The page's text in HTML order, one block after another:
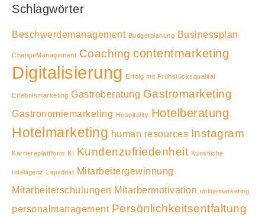
Schlagwörter
Beschwerdemanagement Budgetplanung Businessplan
ChangeManagement Coaching contentmarketing
Digitalisierung Erfolg mit Frühstücksqualität
Erlebnismarketing Gastroberatung Gastromarketing
Gastronomiemarketing Hospitality Hotelberatung
Hotelmarketing human resources Instagram
Karriereplattform KI Kundenzufriedenheit Künstliche
Intelligenz Liquidität Mitarbeitergewinnung
Mitarbeiterschulungen Mitarbermotivation onlinemarketing
personalmanagement Persönlichkeitsentfaltung